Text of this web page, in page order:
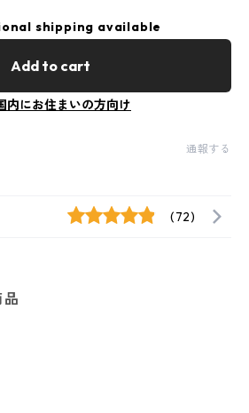
shipping available
Add to cart
内にお住まいの方向け
通報する
(72)